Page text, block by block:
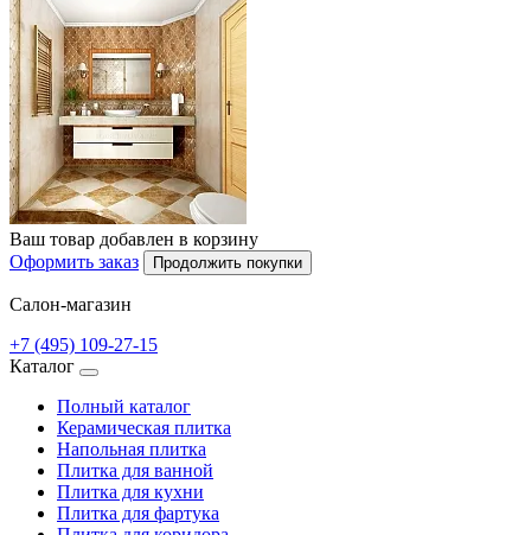
Ваш товар добавлен в корзину
Оформить заказ
Продолжить покупки
Салон-магазин
+7 (495) 109-27-15
Каталог
Полный каталог
Керамическая плитка
Напольная плитка
Плитка для ванной
Плитка для кухни
Плитка для фартука